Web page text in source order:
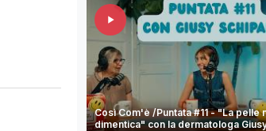
Così Com'è /Puntata #11 - "La pelle
dimentica" con la dermatologa